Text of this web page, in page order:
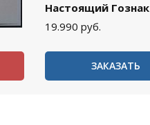
Настоящий Гознак
19.990 руб.
ЗАКАЗАТЬ